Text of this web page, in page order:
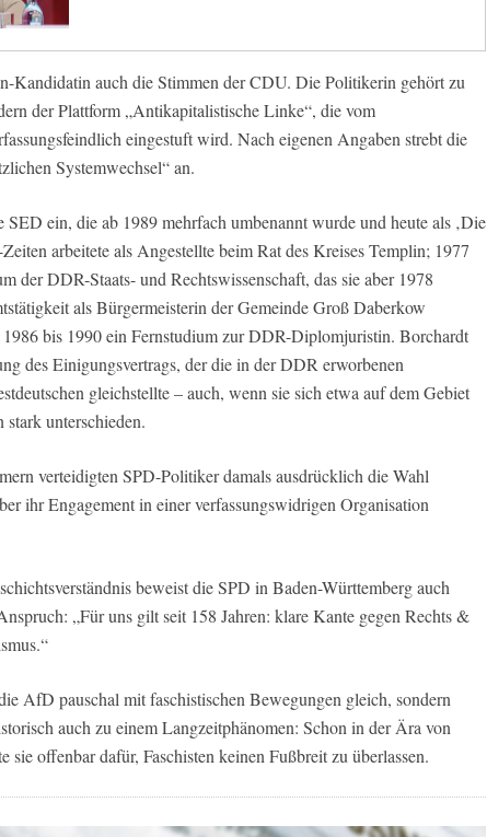
Kandidatin auch die Stimmen der CDU. Die Politikerin gehört zu
der Plattform „Antikapitalistische Linke“, die vom
eingestuft wird. Nach eigenen Angaben strebt die
Systemwechsel“ an.
ein, die ab 1989 mehrfach umbenannt wurde und heute als ‚Die
arbeitete als Angestellte beim Rat des Kreises Templin; 1977
der DDR-Staats- und Rechtswissenschaft, das sie aber 1978
als Bürgermeisterin der Gemeinde Groß Daberkow
1986 bis 1990 ein Fernstudium zur DDR-Diplomjuristin. Borchardt
des Einigungsvertrags, der die in der DDR erworbenen
gleichstellte – auch, wenn sie sich etwa auf dem Gebiet
stark unterschieden.
verteidigten SPD-Politiker damals ausdrücklich die Wahl
ihr Engagement in einer verfassungswidrigen Organisation
beweist die SPD in Baden-Württemberg auch
„Für uns gilt seit 158 Jahren: klare Kante gegen Rechts &
AfD pauschal mit faschistischen Bewegungen gleich, sondern
auch zu einem Langzeitphänomen: Schon in der Ära von
offenbar dafür, Faschisten keinen Fußbreit zu überlassen.